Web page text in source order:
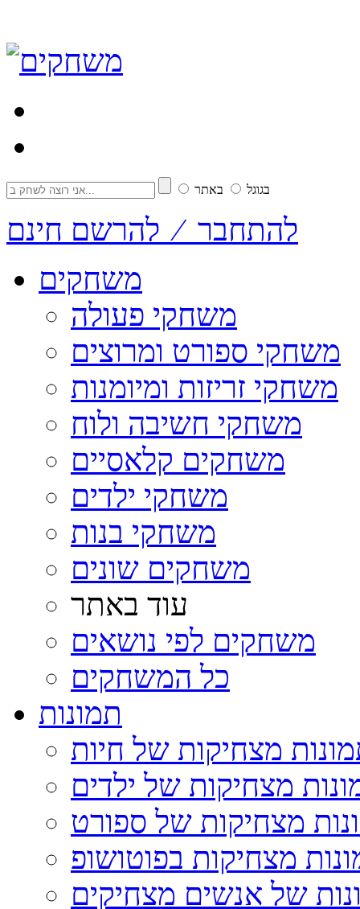
בגוגל באתר
להתחבר ⁄ להרשם חינם
משחקים
משחקי פעולה
משחקי ספורט ומרוצים
משחקי זריזות ומיומנות
משחקי חשיבה ולוח
משחקים קלאסיים
משחקי ילדים
משחקי בנות
משחקים שונים
עוד באתר
משחקים לפי נושאים
כל המשחקים
תמונות
מצחיקות של חיות
מצחיקות של ילדים
מצחיקות של ספורט
מצחיקות בפוטושופ
של אנשים מצחיקים